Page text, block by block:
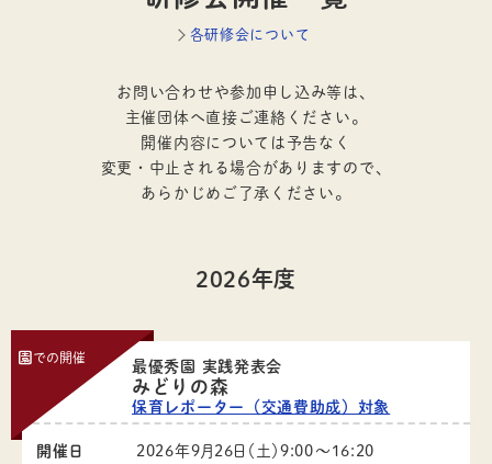
各研修会について
お問い合わせや参加申し込み等は、
主催団体へ直接ご連絡ください。
開催内容については予告なく
変更・中止される場合がありますので、
あらかじめご了承ください。
2026年度
園での開催
最優秀園 実践発表会
みどりの森
保育レポーター（交通費助成）対象
開催日 2026年9月26日（土）9:00～16:20